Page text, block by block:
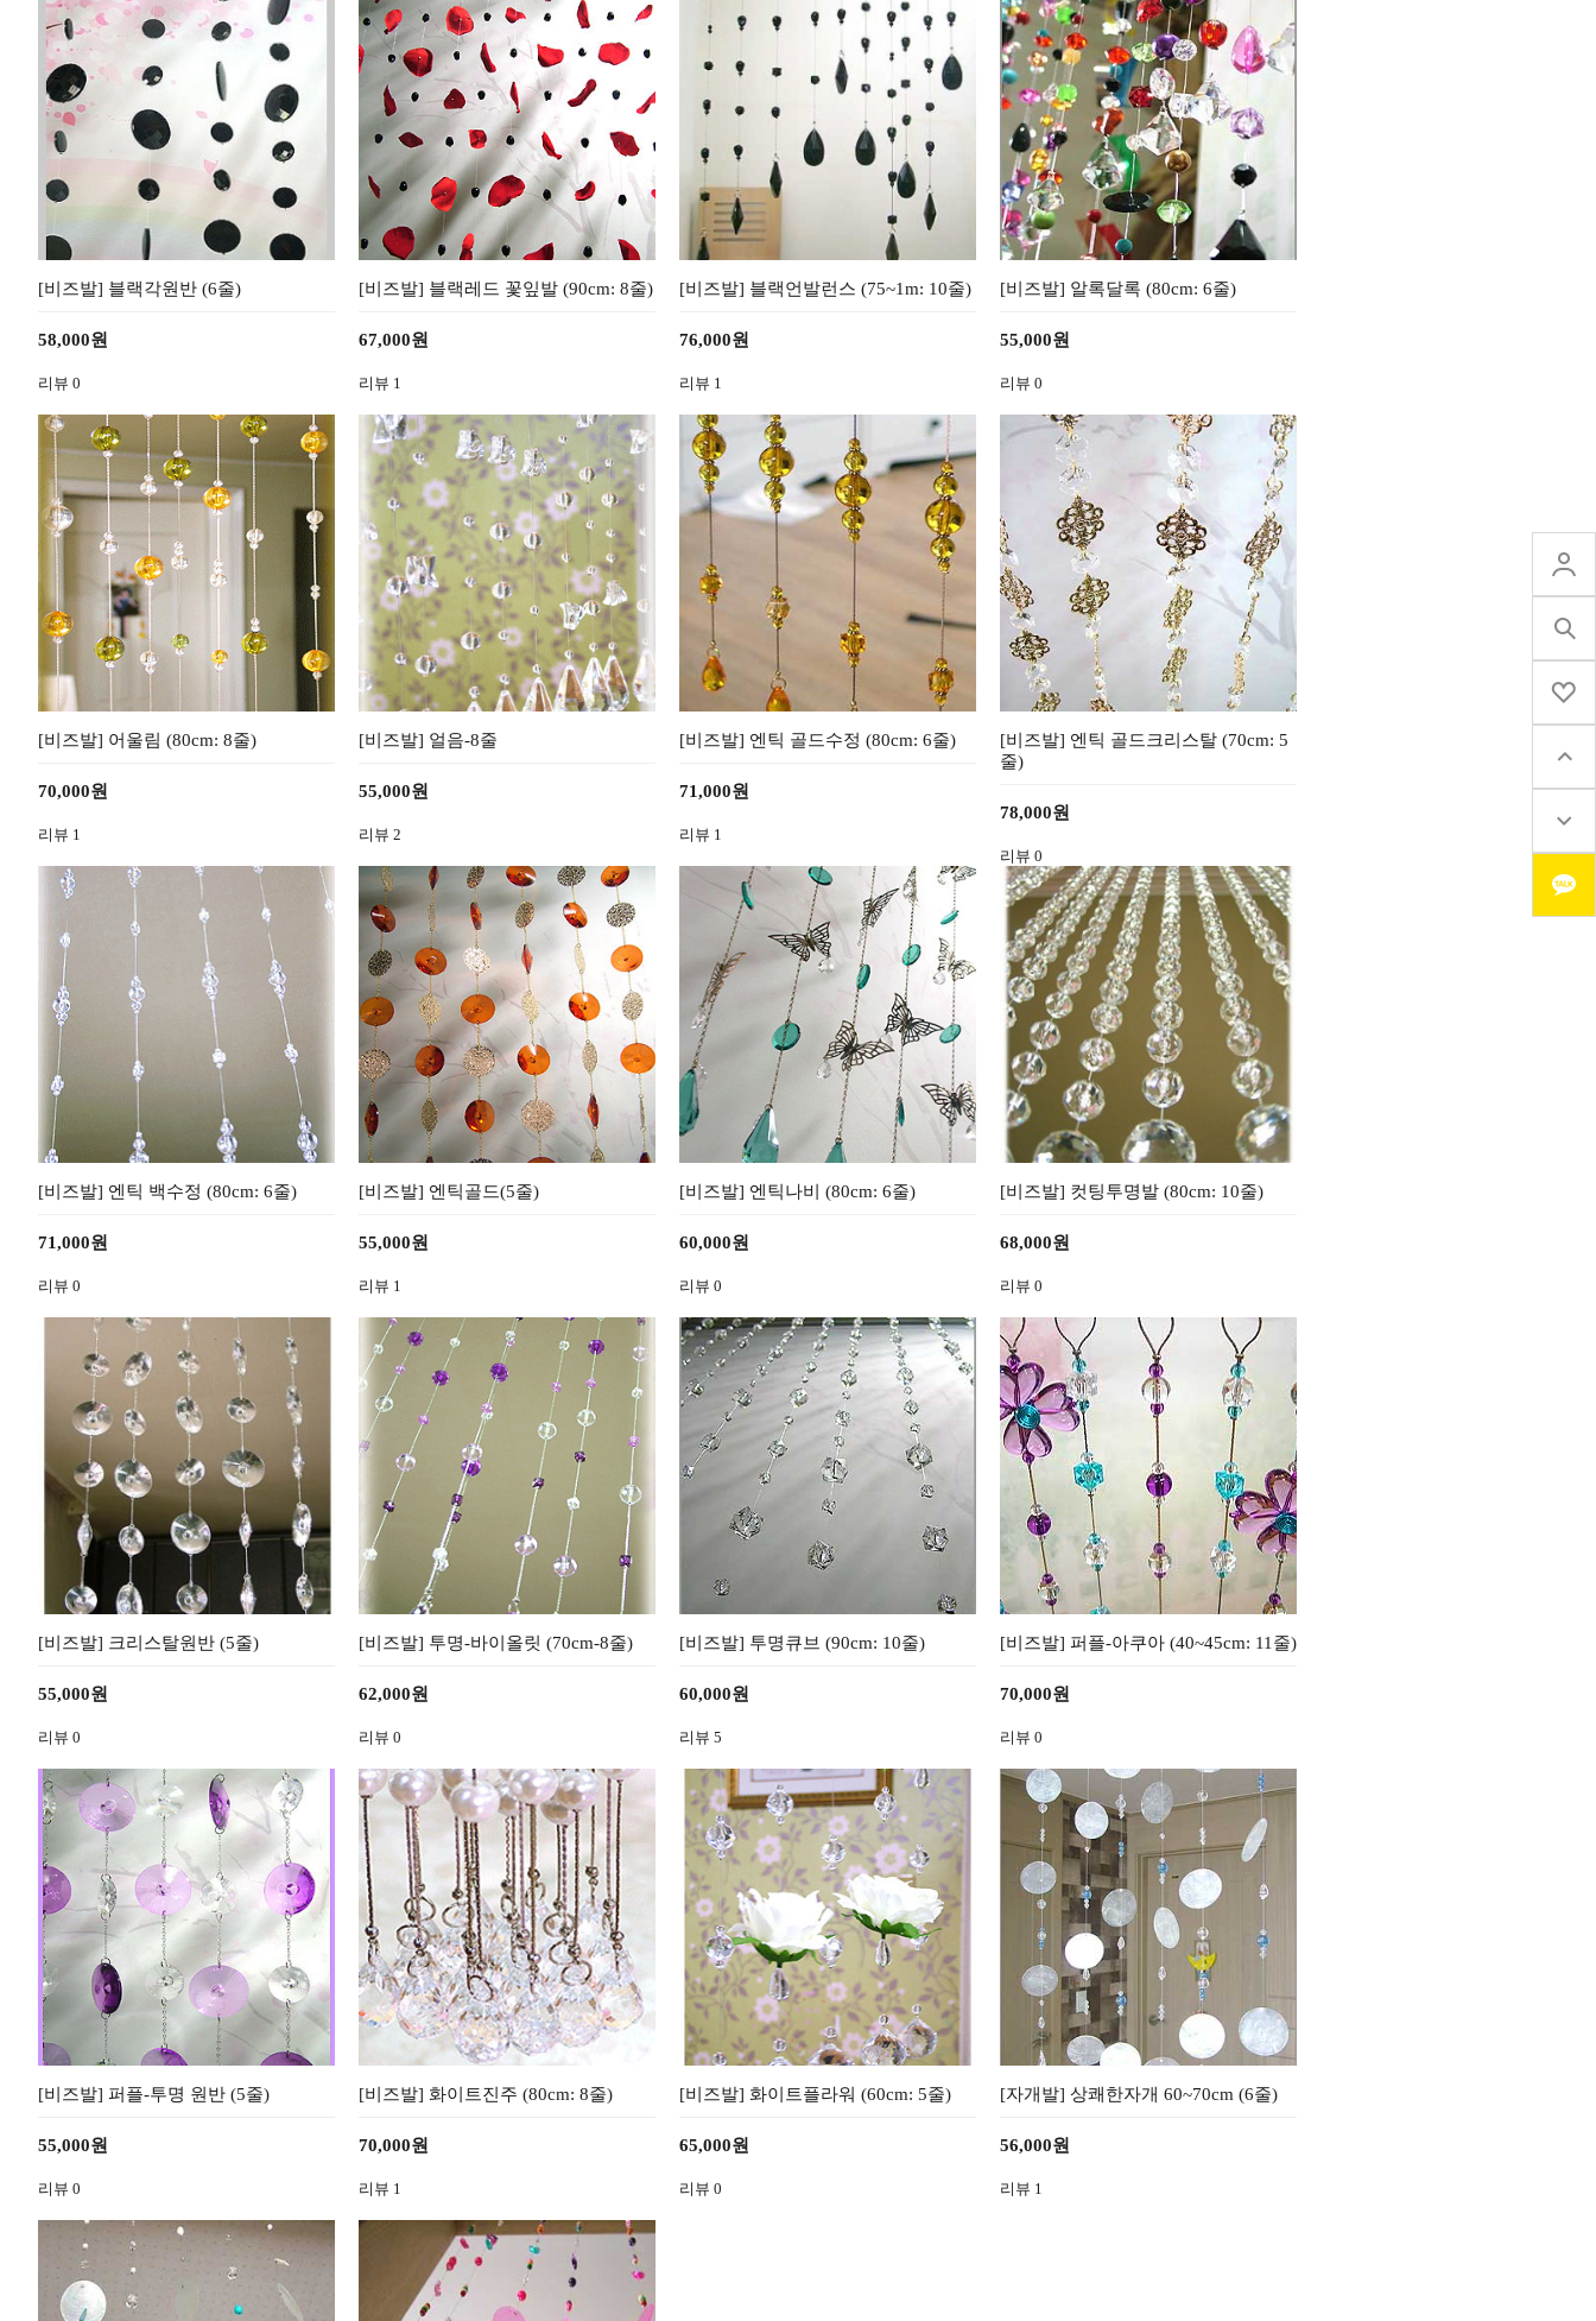
[비즈발] 블랙각원반 (6줄)
58,000원
리뷰 0
[비즈발] 블랙레드 꽃잎발 (90cm: 8줄)
67,000원
리뷰 1
[비즈발] 블랙언발런스 (75~1m: 10줄)
76,000원
리뷰 1
[비즈발] 알록달록 (80cm: 6줄)
55,000원
리뷰 0
[비즈발] 어울림 (80cm: 8줄)
70,000원
리뷰 1
[비즈발] 얼음-8줄
55,000원
리뷰 2
[비즈발] 엔틱 골드수정 (80cm: 6줄)
71,000원
리뷰 1
[비즈발] 엔틱 골드크리스탈 (70cm: 5
줄)
78,000원
리뷰 0
[비즈발] 엔틱 백수정 (80cm: 6줄)
71,000원
리뷰 0
[비즈발] 엔틱골드(5줄)
55,000원
리뷰 1
[비즈발] 엔틱나비 (80cm: 6줄)
60,000원
리뷰 0
[비즈발] 컷팅투명발 (80cm: 10줄)
68,000원
리뷰 0
[비즈발] 크리스탈원반 (5줄)
55,000원
리뷰 0
[비즈발] 투명-바이올릿 (70cm-8줄)
62,000원
리뷰 0
[비즈발] 투명큐브 (90cm: 10줄)
60,000원
리뷰 5
[비즈발] 퍼플-아쿠아 (40~45cm: 11줄)
70,000원
리뷰 0
[비즈발] 퍼플-투명 원반 (5줄)
55,000원
리뷰 0
[비즈발] 화이트진주 (80cm: 8줄)
70,000원
리뷰 1
[비즈발] 화이트플라워 (60cm: 5줄)
65,000원
리뷰 0
[자개발] 상쾌한자개 60~70cm (6줄)
56,000원
리뷰 1